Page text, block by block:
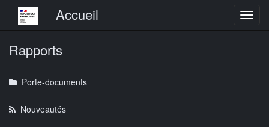
Menu principalAccueil
Rapports
Porte-documents
Nouveautés